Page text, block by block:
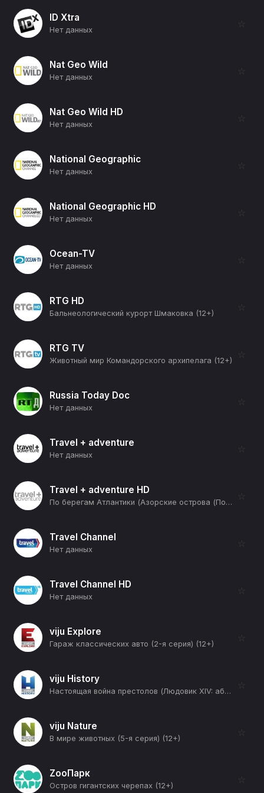
ID Xtra
Нет данных
☆
Nat Geo Wild
Нет данных
☆
Nat Geo Wild HD
Нет данных
☆
National Geographic
Нет данных
☆
National Geographic HD
Нет данных
☆
Ocean-TV
Нет данных
☆
RTG HD
Бальнеологический курорт Шмаковка (12+)
☆
RTG TV
Животный мир Командорского архипелага (12+)
☆
Russia Today Doc
Нет данных
☆
Travel + adventure
Нет данных
☆
Travel + adventure HD
По берегам Атлантики (Азорские острова (Португалия)) (12+)
☆
Travel Channel
Нет данных
☆
Travel Channel HD
Нет данных
☆
viju Explore
Гараж классических авто (2-я серия) (12+)
☆
viju History
Настоящая война престолов (Людовик XIV: абсолютный монарх - 1661-1669) (12+)
☆
viju Nature
В мире животных (5-я серия) (12+)
☆
ZooПарк
Остров гигантских черепах (12+)
☆